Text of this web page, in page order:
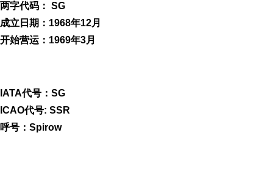
两字代码： SG
成立日期：1968年12月
开始营运：1969年3月
IATA代号：SG
ICAO代号: SSR
呼号：Spirow